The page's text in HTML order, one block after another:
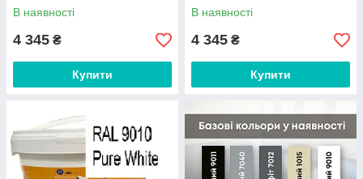
В наявності
4 345 ₴
Купити
В наявності
4 345 ₴
Купити